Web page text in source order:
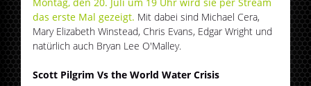
das erste Mal gezeigt. Mit dabei sind Michael Cera,
Mary Elizabeth Winstead, Chris Evans, Edgar Wright und
natürlich auch Bryan Lee O'Malley.
Scott Pilgrim Vs the World Water Crisis